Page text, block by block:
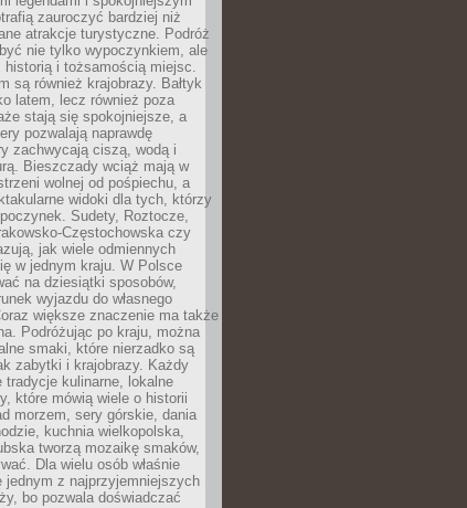
zauroczyć bardziej niż
atrakcje turystyczne. Podróż
nie tylko wypoczynkiem, ale
historią i tożsamością miejsc.
są również krajobrazy. Bałtyk
latem, lecz również poza
stają się spokojniejsze, a
pozwalają naprawdę
zachwycają ciszą, wodą i
Bieszczady wciąż mają w
wolnej od pośpiechu, a
widoki dla tych, którzy
Sudety, Roztocze,
Częstochowska czy
jak wiele odmiennych
w jednym kraju. W Polsce
na dziesiątki sposobów,
wyjazdu do własnego
większe znaczenie ma także
Podróżując po kraju, można
smaki, które nierzadko są
zabytki i krajobrazy. Każdy
tradycje kulinarne, lokalne
które mówią wiele o historii
morzem, sery górskie, dania
kuchnia wielkopolska,
tworzą mozaikę smaków,
Dla wielu osób właśnie
jednym z najprzyjemniejszych
bo pozwala doświadczać